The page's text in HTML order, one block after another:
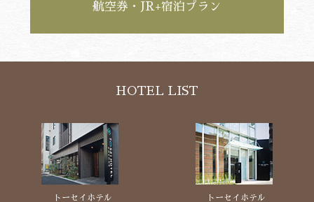
航空券・JR+宿泊プラン
HOTEL LIST
トーセイホテル
トーセイホテル